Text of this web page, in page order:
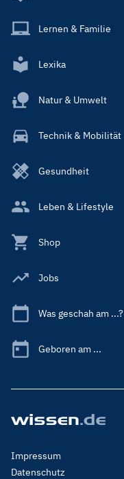
Lernen & Familie
Lexika
Natur & Umwelt
Technik & Mobilität
Gesundheit
Leben & Lifestyle
Shop
Jobs
Was geschah am ...?
Geboren am ...
Footer
Menu
Impressum
Datenschutz